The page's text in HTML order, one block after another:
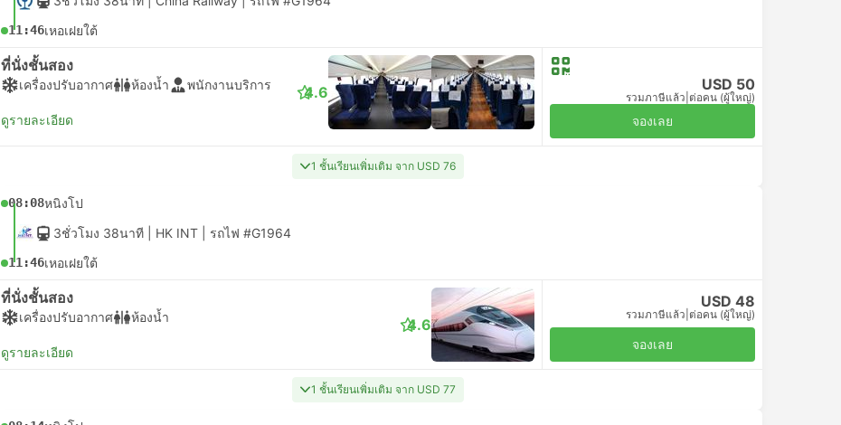
11:46เหอเฝยใต้
ที่นั่งชั้นสอง
เครื่องปรับอากาศ ห้องน้ำ พนักงานบริการ
ดูรายละเอียด
4.6 USD 50
รวมภาษีแล้ว ต่อคน (ผู้ใหญ่)
จองเลย
1 ชั้นเรียนเพิ่มเติม จาก USD 76
08:08หนิงโป
3ชั่วโมง 38นาที | HK INT รถไฟ #G1964
11:46เหอเฝยใต้
ที่นั่งชั้นสอง
เครื่องปรับอากาศ ห้องน้ำ
ดูรายละเอียด
4.6
USD 48
รวมภาษีแล้ว ต่อคน (ผู้ใหญ่)
จองเลย
1 ชั้นเรียนเพิ่มเติม จาก USD 77